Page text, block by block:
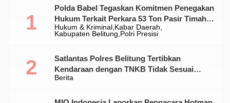
Hukum & Kriminal Kabar Daerah
Kabupaten Belitung Polri Presisi
Polda Babel Tegaskan Komitmen Penegakan
Hukum Terkait Perkara 53 Ton Pasir Timah
Ilegal Di Belitung
Berita
Satlantas Polres Belitung Tertibkan
Kendaraan dengan TNKB Tidak Sesuai
Standar